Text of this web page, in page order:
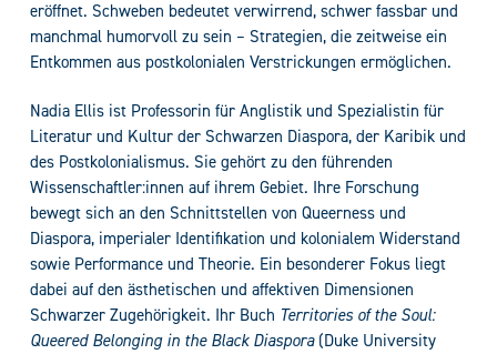
eröffnet. Schweben bedeutet verwirrend, schwer fassbar und
manchmal humorvoll zu sein – Strategien, die zeitweise ein
Entkommen aus postkolonialen Verstrickungen ermöglichen.
Nadia Ellis ist Professorin für Anglistik und Spezialistin für
Literatur und Kultur der Schwarzen Diaspora, der Karibik und
des Postkolonialismus. Sie gehört zu den führenden
Wissenschaftler:innen auf ihrem Gebiet. Ihre Forschung
bewegt sich an den Schnittstellen von Queerness und
Diaspora, imperialer Identifikation und kolonialem Widerstand
sowie Performance und Theorie. Ein besonderer Fokus liegt
dabei auf den ästhetischen und affektiven Dimensionen
Schwarzer Zugehörigkeit. Ihr Buch Territories of the Soul:
Queered Belonging in the Black Diaspora(Duke University